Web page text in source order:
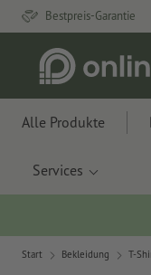
Bestpreis-Garantie
Alle Produkte
Services
Start Bekleidung T-